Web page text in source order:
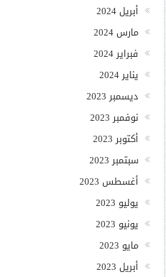
أبريل 2024
مارس 2024
فبراير 2024
يناير 2024
ديسمبر 2023
نوفمبر 2023
أكتوبر 2023
سبتمبر 2023
أغسطس 2023
يوليو 2023
يونيو 2023
مايو 2023
أبريل 2023